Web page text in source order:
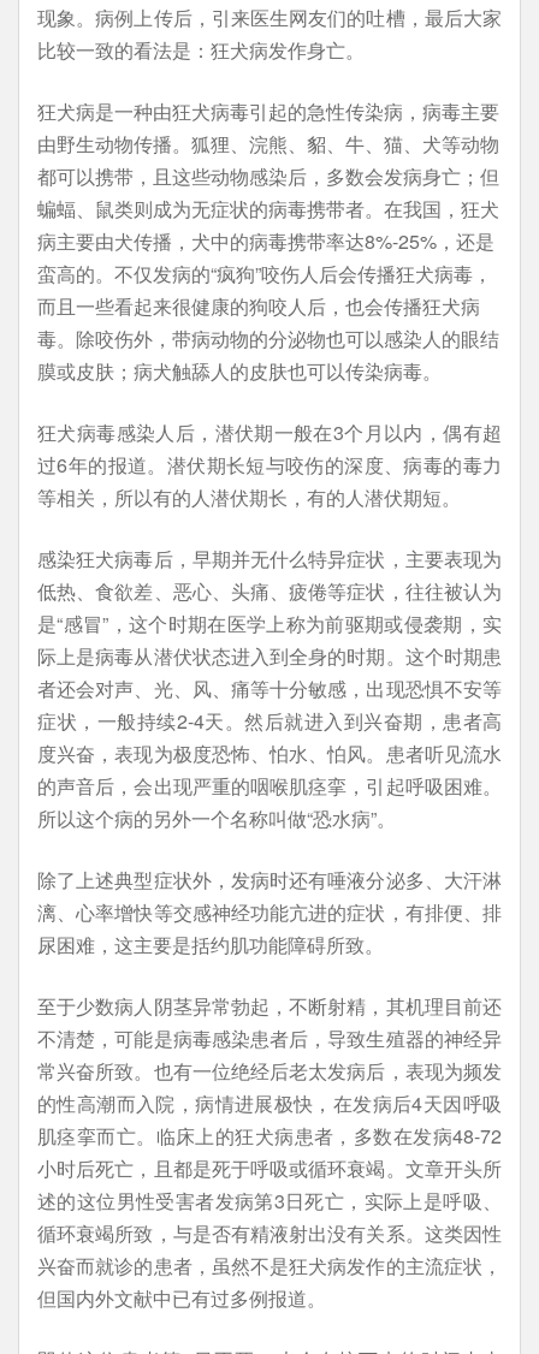
现象。病例上传后，引来医生网友们的吐槽，最后大家
比较一致的看法是：狂犬病发作身亡。
狂犬病是一种由狂犬病毒引起的急性传染病，病毒主要
由野生动物传播。狐狸、浣熊、貂、牛、猫、犬等动物
都可以携带，且这些动物感染后，多数会发病身亡；但
蝙蝠、鼠类则成为无症状的病毒携带者。在我国，狂犬
病主要由犬传播，犬中的病毒携带率达8%-25%，还是
蛮高的。不仅发病的“疯狗”咬伤人后会传播狂犬病毒，
而且一些看起来很健康的狗咬人后，也会传播狂犬病
毒。除咬伤外，带病动物的分泌物也可以感染人的眼结
膜或皮肤；病犬触舔人的皮肤也可以传染病毒。
狂犬病毒感染人后，潜伏期一般在3个月以内，偶有超
过6年的报道。潜伏期长短与咬伤的深度、病毒的毒力
等相关，所以有的人潜伏期长，有的人潜伏期短。
感染狂犬病毒后，早期并无什么特异症状，主要表现为
低热、食欲差、恶心、头痛、疲倦等症状，往往被认为
是“感冒”，这个时期在医学上称为前驱期或侵袭期，实
际上是病毒从潜伏状态进入到全身的时期。这个时期患
者还会对声、光、风、痛等十分敏感，出现恐惧不安等
症状，一般持续2-4天。然后就进入到兴奋期，患者高
度兴奋，表现为极度恐怖、怕水、怕风。患者听见流水
的声音后，会出现严重的咽喉肌痉挛，引起呼吸困难。
所以这个病的另外一个名称叫做“恐水病”。
除了上述典型症状外，发病时还有唾液分泌多、大汗淋
漓、心率增快等交感神经功能亢进的症状，有排便、排
尿困难，这主要是括约肌功能障碍所致。
至于少数病人阴茎异常勃起，不断射精，其机理目前还
不清楚，可能是病毒感染患者后，导致生殖器的神经异
常兴奋所致。也有一位绝经后老太发病后，表现为频发
的性高潮而入院，病情进展极快，在发病后4天因呼吸
肌痉挛而亡。临床上的狂犬病患者，多数在发病48-72
小时后死亡，且都是死于呼吸或循环衰竭。文章开头所
述的这位男性受害者发病第3日死亡，实际上是呼吸、
循环衰竭所致，与是否有精液射出没有关系。这类因性
兴奋而就诊的患者，虽然不是狂犬病发作的主流症状，
但国内外文献中已有过多例报道。